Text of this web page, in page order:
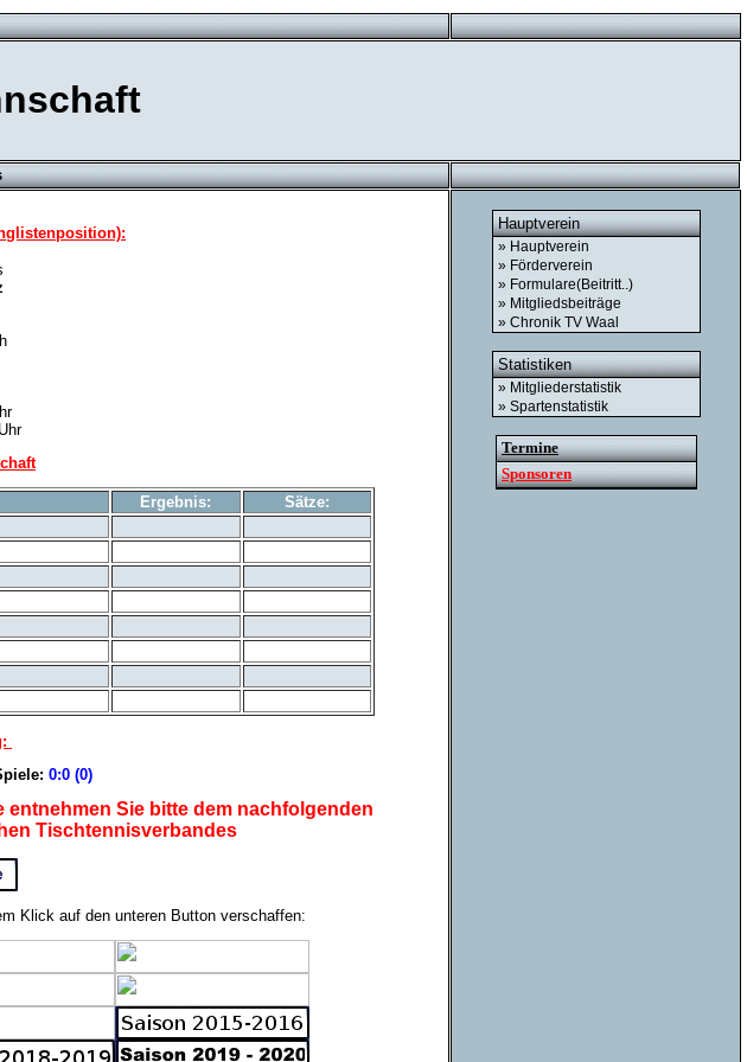
Ergebnis:
Sätze:
0:0 (0)
entnehmen Sie bitte dem nachfolgenden
Tischtennisverbandes
Klick auf den unteren Button verschaffen:
Hauptverein
» Hauptverein
» Förderverein
» Formulare(Beitritt..)
» Mitgliedsbeiträge
» Chronik TV Waal
Statistiken
» Mitgliederstatistik
» Spartenstatistik
Termine
Sponsoren